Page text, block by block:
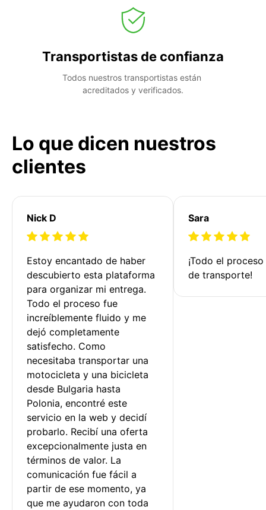
Transportistas de confianza
Todos nuestros transportistas están
acreditados y verificados.
Lo que dicen nuestros
clientes
Nick D
Estoy encantado de haber
descubierto esta plataforma
para organizar mi entrega.
Todo el proceso fue
increíblemente fluido y me
dejó completamente
satisfecho. Como
necesitaba transportar una
motocicleta y una bicicleta
desde Bulgaria hasta
Polonia, encontré este
servicio en la web y decidí
probarlo. Recibí una oferta
excepcionalmente justa en
términos de valor. La
comunicación fue fácil a
partir de ese momento, ya
que me ayudaron con toda
Sara
¡Todo el
de transporte!